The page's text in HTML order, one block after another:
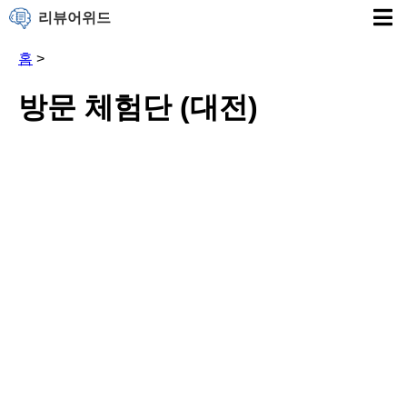
리뷰어위드
홈 >
방문 체험단 (대전)